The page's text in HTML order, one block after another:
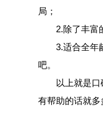
局；
2.除了丰富
3.适合全年
吧。
以上就是
有帮助的话就多